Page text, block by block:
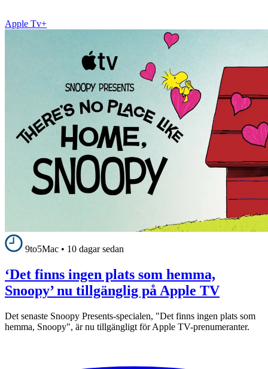
Apple Tv+
9to5Mac • 10 dagar sedan
‘Det finns ingen plats som hemma,
Snoopy’ nu tillgänglig på Apple TV
Det senaste Snoopy Presents-specialen, "Det finns ingen plats som
hemma, Snoopy", är nu tillgängligt för Apple TV-prenumeranter.